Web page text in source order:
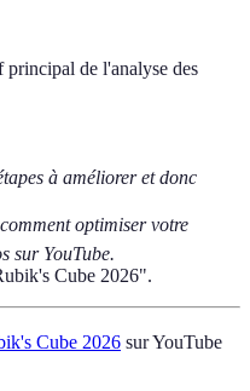
de l'analyse des
à améliorer et donc
optimiser votre
sur YouTube.
Cube 2026".
Cube 2026 sur YouTube